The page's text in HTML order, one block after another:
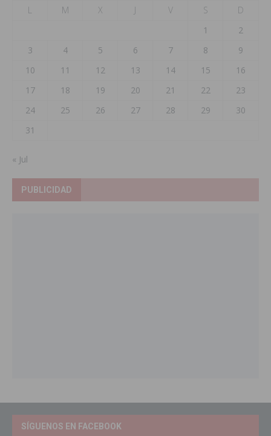
L
M X J V S
D
1
2
3
4 5 6 7 8
9
10
11 12 13 14 15
16
17
18 19 20 21 22
23
24
25 26 27 28 29
30
31
« Jul
PUBLICIDAD
SÍGUENOS EN FACEBOOK